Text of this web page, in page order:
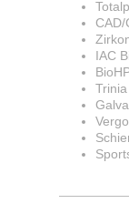
CAD/
IAC
Trinia